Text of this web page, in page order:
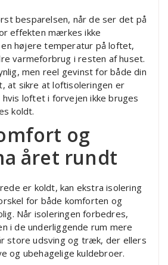
besparelsen, når de ser det på
effekten mærkes ikke
højere temperatur på loftet,
varmeforbrug i resten af huset.
men reel gevinst for både din
at sikre at loftisoleringen er
loftet i forvejen ikke bruges
koldt.
og
året rundt
er koldt, kan ekstra isolering
for både komforten og
Når isoleringen forbedres,
i de underliggende rum mere
store udsving og træk, der ellers
og ubehagelige kuldebroer.